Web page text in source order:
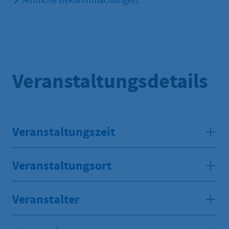
Veranstaltungsdetails
Veranstaltungszeit
Veranstaltungsort
Veranstalter